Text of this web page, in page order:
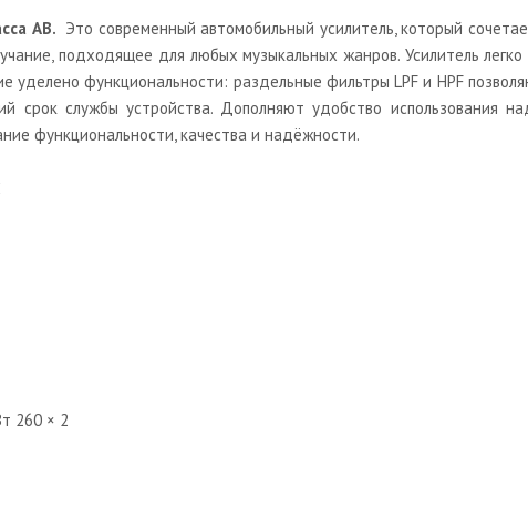
AB. Это современный автомобильный усилитель, который
подходящее для любых музыкальных жанров. Усилитель
уделено функциональности: раздельные фильтры LPF и HPF
срок службы устройства. Дополняют удобство использования
функциональности, качества и надёжности.
260 × 2